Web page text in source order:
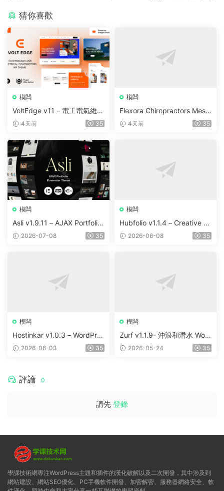
猜你喜歡
模闆
VoltEdge v11 – 電工電氣維修
WordPress 主題
4天前 35
模闆
Flexora Chiropractors Mess
age and Physical Therapist
4天前 35
模闆
Asli v1.9.11 – AJAX Portfolio
Elementor WordPress Them
2026-07-08 35
模闆
Hubfolio v1.1.4 – Creative P
ortfolio & Digital Agency Wo
2026-06-08 35
模闆
Hostinkar v1.0.3 – WordPres
s & WHMCS 主題
2026-06-03 35
模闆
Zurf v1.1.9- 沖浪和潛水 Wor
dPress主題
2026-05-24 35
評論 0
請先 登錄
學課技術網專注WordPress主題和插件的漢化破解以及二次開發，其中涉及到
網站建設、網站SEO優化、PC手機軟件開發、加密解密、服務器網絡安全、軟